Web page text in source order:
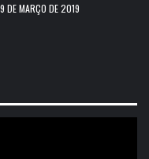
DE MARÇO DE 2019